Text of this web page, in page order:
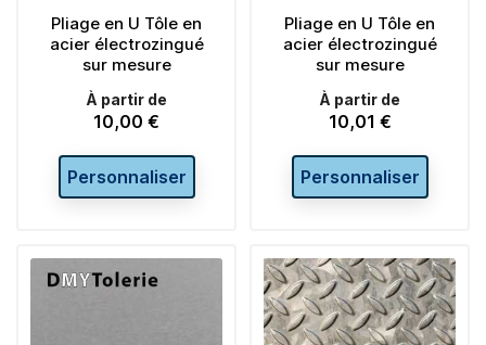
Pliage en U Tôle en
acier électrozingué
sur mesure
À partir de
Prix
10,00 €
Personnaliser
Pliage en U Tôle en
acier électrozingué
sur mesure
À partir de
Prix
10,01 €
Personnaliser